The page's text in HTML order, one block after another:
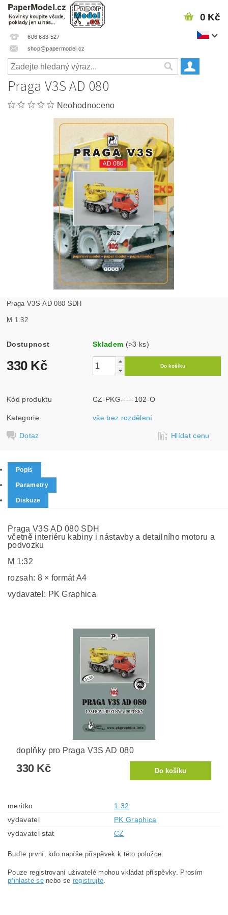
606 683 527
shop@papermodel.cz
0 Kč
Praga V3S AD 080
Neohodnoceno
Praga V3S AD 080 SDH
M 1:32
Dostupnost Skladem (>3 ks)
330 Kč
Kód produktu CZ-PKG-----102-O
Kategorie vše bez rozdělení
Dotaz Hlídat cenu
Popis
Parametry
Diskuze
Praga V3S AD 080 SDH
včetně interiéru kabiny i nástavby a detailního motoru a
podvozku
M 1:32
rozsah: 8 × formát A4
vydavatel: PK Graphica
doplňky pro Praga V3S AD 080
330 Kč
meritko
1:32
vydavatel
PK Graphica
vydavatel stat
CZ
Buďte první, kdo napíše příspěvek k této položce.
Pouze registrovaní uživatelé mohou vkládat příspěvky. Prosím
přihlaste senebo se registrujte.